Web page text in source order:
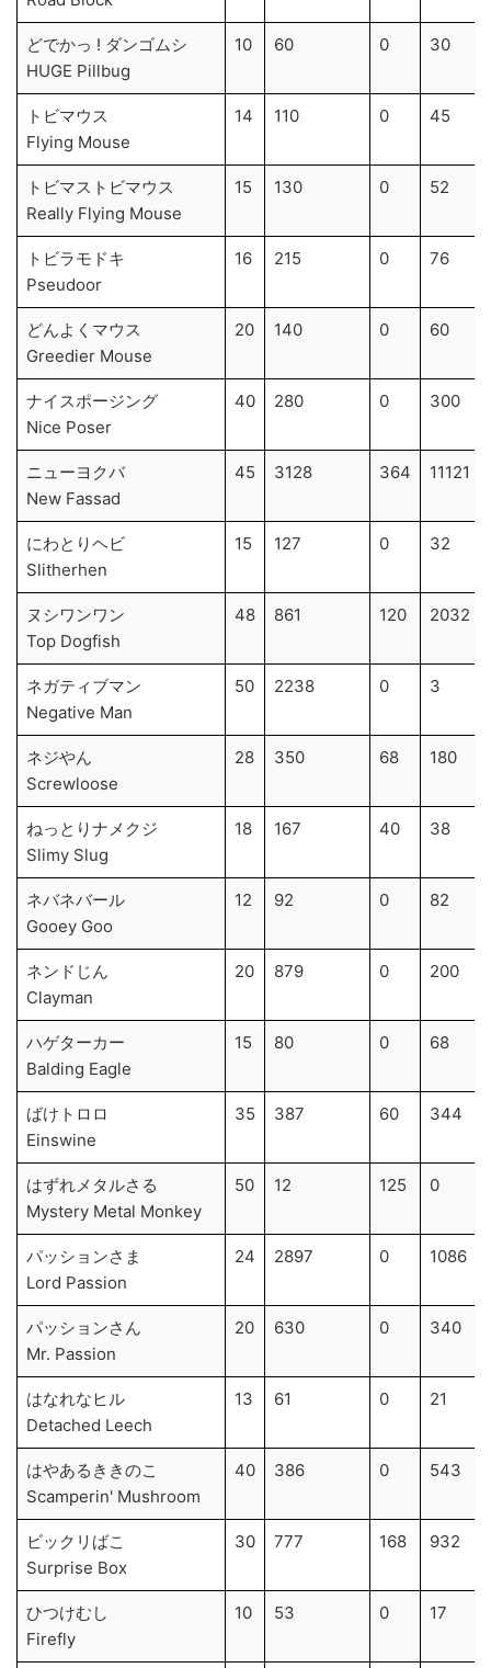
どでかっ ! ダンゴムシ
HUGE Pillbug
10 60 0 30
トビマウス
Flying Mouse
14 110 0 45
トビマストビマウス
Really Flying Mouse
15 130 0 52
トビラモドキ
Pseudoor
16 215 0 76
どんよくマウス
Greedier Mouse
20 140 0 60
ナイスポージング
Nice Poser
40 280 0 300
ニューヨクバ
New Fassad
45 3128 364 11121
にわとりヘビ
Slitherhen
15 127 0 32
ヌシワンワン
Top Dogfish
48 861 120 2032
ネガティブマン
Negative Man
50 2238 0 3
ネジやん
Screwloose
28 350 68 180
ねっとりナメクジ
Slimy Slug
18 167 40 38
ネバネバール
Gooey Goo
12 92 0 82
ネンドじん
Clayman
20 879 0 200
ハゲターカー
Balding Eagle
15 80 0 68
ばけトロロ
Einswine
35 387 60 344
はずれメタルさる
Mystery Metal Monkey
50 12 125 0
パッションさま
Lord Passion
24 2897 0 1086
パッションさん
Mr. Passion
20 630 0 340
はなれなヒル
Detached Leech
13 61 0 21
はやあるききのこ
Scamperin' Mushroom
40 386 0 543
ビックリばこ
Surprise Box
30 777 168 932
ひつけむし
Firefly
10 53 0 17